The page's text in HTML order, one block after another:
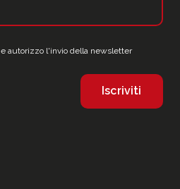
e autorizzo l'invio della newsletter